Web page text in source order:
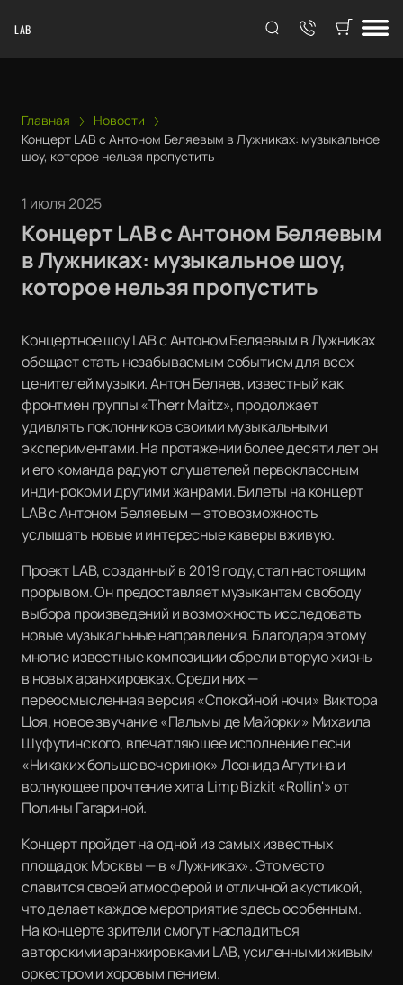
LAB
Главная
Новости
Концерт LAB с Антоном Беляевым в Лужниках: музыкальное
шоу, которое нельзя пропустить
1 июля 2025
Концерт LAB с Антоном Беляевым
в Лужниках: музыкальное шоу,
которое нельзя пропустить
Концертное шоу LAB с Антоном Беляевым в Лужниках
обещает стать незабываемым событием для всех
ценителей музыки. Антон Беляев, известный как
фронтмен группы «Therr Maitz», продолжает
удивлять поклонников своими музыкальными
экспериментами. На протяжении более десяти лет он
и его команда радуют слушателей первоклассным
инди-роком и другими жанрами. Билеты на концерт
LAB с Антоном Беляевым — это возможность
услышать новые и интересные каверы вживую.
Проект LAB, созданный в 2019 году, стал настоящим
прорывом. Он предоставляет музыкантам свободу
выбора произведений и возможность исследовать
новые музыкальные направления. Благодаря этому
многие известные композиции обрели вторую жизнь
в новых аранжировках. Среди них —
переосмысленная версия «Спокойной ночи» Виктора
Цоя, новое звучание «Пальмы де Майорки» Михаила
Шуфутинского, впечатляющее исполнение песни
«Никаких больше вечеринок» Леонида Агутина и
волнующее прочтение хита Limp Bizkit «Rollin'» от
Полины Гагариной.
Концерт пройдет на одной из самых известных
площадок Москвы — в «Лужниках». Это место
славится своей атмосферой и отличной акустикой,
что делает каждое мероприятие здесь особенным.
На концерте зрители смогут насладиться
авторскими аранжировками LAB, усиленными живым
оркестром и хоровым пением.